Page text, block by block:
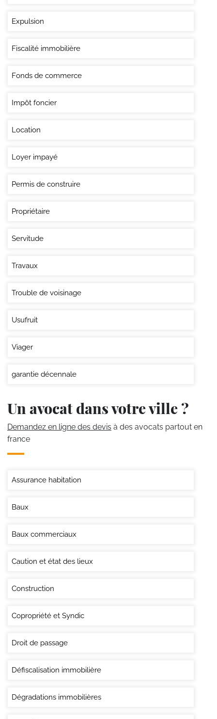
Expulsion
Fiscalité immobilière
Fonds de commerce
Impôt foncier
Location
Loyer impayé
Permis de construire
Propriétaire
Servitude
Travaux
Trouble de voisinage
Usufruit
Viager
garantie décennale
Un avocat dans votre ville ?
Demandez en ligne des devis à des avocats partout en
france
Assurance habitation
Baux
Baux commerciaux
Caution et état des lieux
Construction
Copropriété et Syndic
Droit de passage
Défiscalisation immobilière
Dégradations immobilières